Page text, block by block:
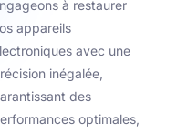
à restaurer
appareils
avec une
inégalée,
des
optimales,